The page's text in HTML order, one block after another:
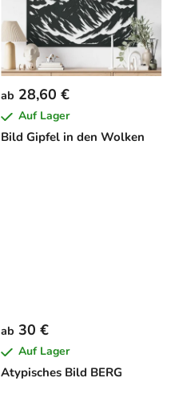
Bild Gipfel in den Wolken
ab 28,60 €
Auf Lager
Atypisches Bild BERG
ab 30 €
Auf Lager